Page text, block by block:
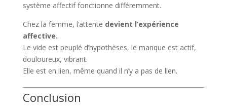
système affectif fonctionne différemment.
Chez la femme, l’attente devient l’expérience
affective.
Le vide est peuplé d’hypothèses, le manque est actif,
douloureux, vibrant.
Elle est en lien, même quand il n’y a pas de lien.
Conclusion